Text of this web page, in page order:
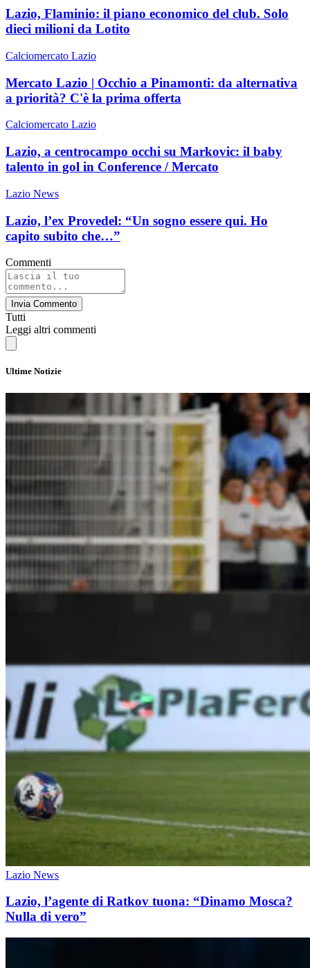
Lazio, Flaminio: il piano economico del club. Solo
dieci milioni da Lotito
Calciomercato Lazio
Mercato Lazio | Occhio a Pinamonti: da alternativa
a priorità? C'è la prima offerta
Calciomercato Lazio
Lazio, a centrocampo occhi su Markovic: il baby
talento in gol in Conference / Mercato
Lazio News
Lazio, l’ex Provedel: “Un sogno essere qui. Ho
capito subito che…”
Commenti
Invia Commento
Tutti
Leggi altri commenti
Ultime Notizie
Lazio News
Lazio, l’agente di Ratkov tuona: “Dinamo Mosca?
Nulla di vero”